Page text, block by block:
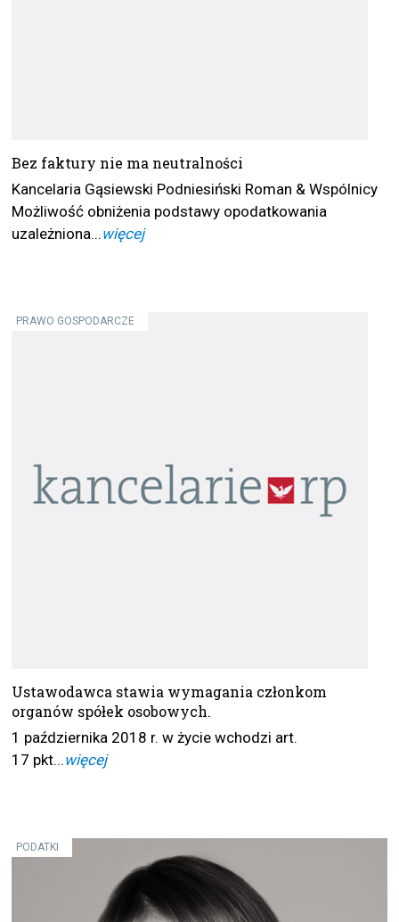
Bez faktury nie ma neutralności
Kancelaria Gąsiewski Podniesiński Roman & Wspólnicy
Możliwość obniżenia podstawy opodatkowania
uzależniona...więcej
PRAWO GOSPODARCZE
Ustawodawca stawia wymagania członkom
organów spółek osobowych.
1 października 2018 r. w życie wchodzi art.
17 pkt...więcej
PODATKI